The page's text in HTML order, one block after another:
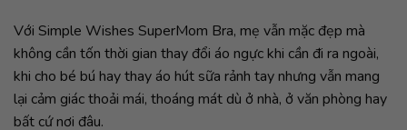
Với Simple Wishes SuperMom Bra, mẹ vẫn mặc đẹp mà
không cần tốn thời gian thay đổi áo ngực khi cần đi ra ngoài,
khi cho bé bú hay thay áo hút sữa rảnh tay nhưng vẫn mang
lại cảm giác thoải mái, thoáng mát dù ở nhà, ở văn phòng hay
bất cứ nơi đâu.